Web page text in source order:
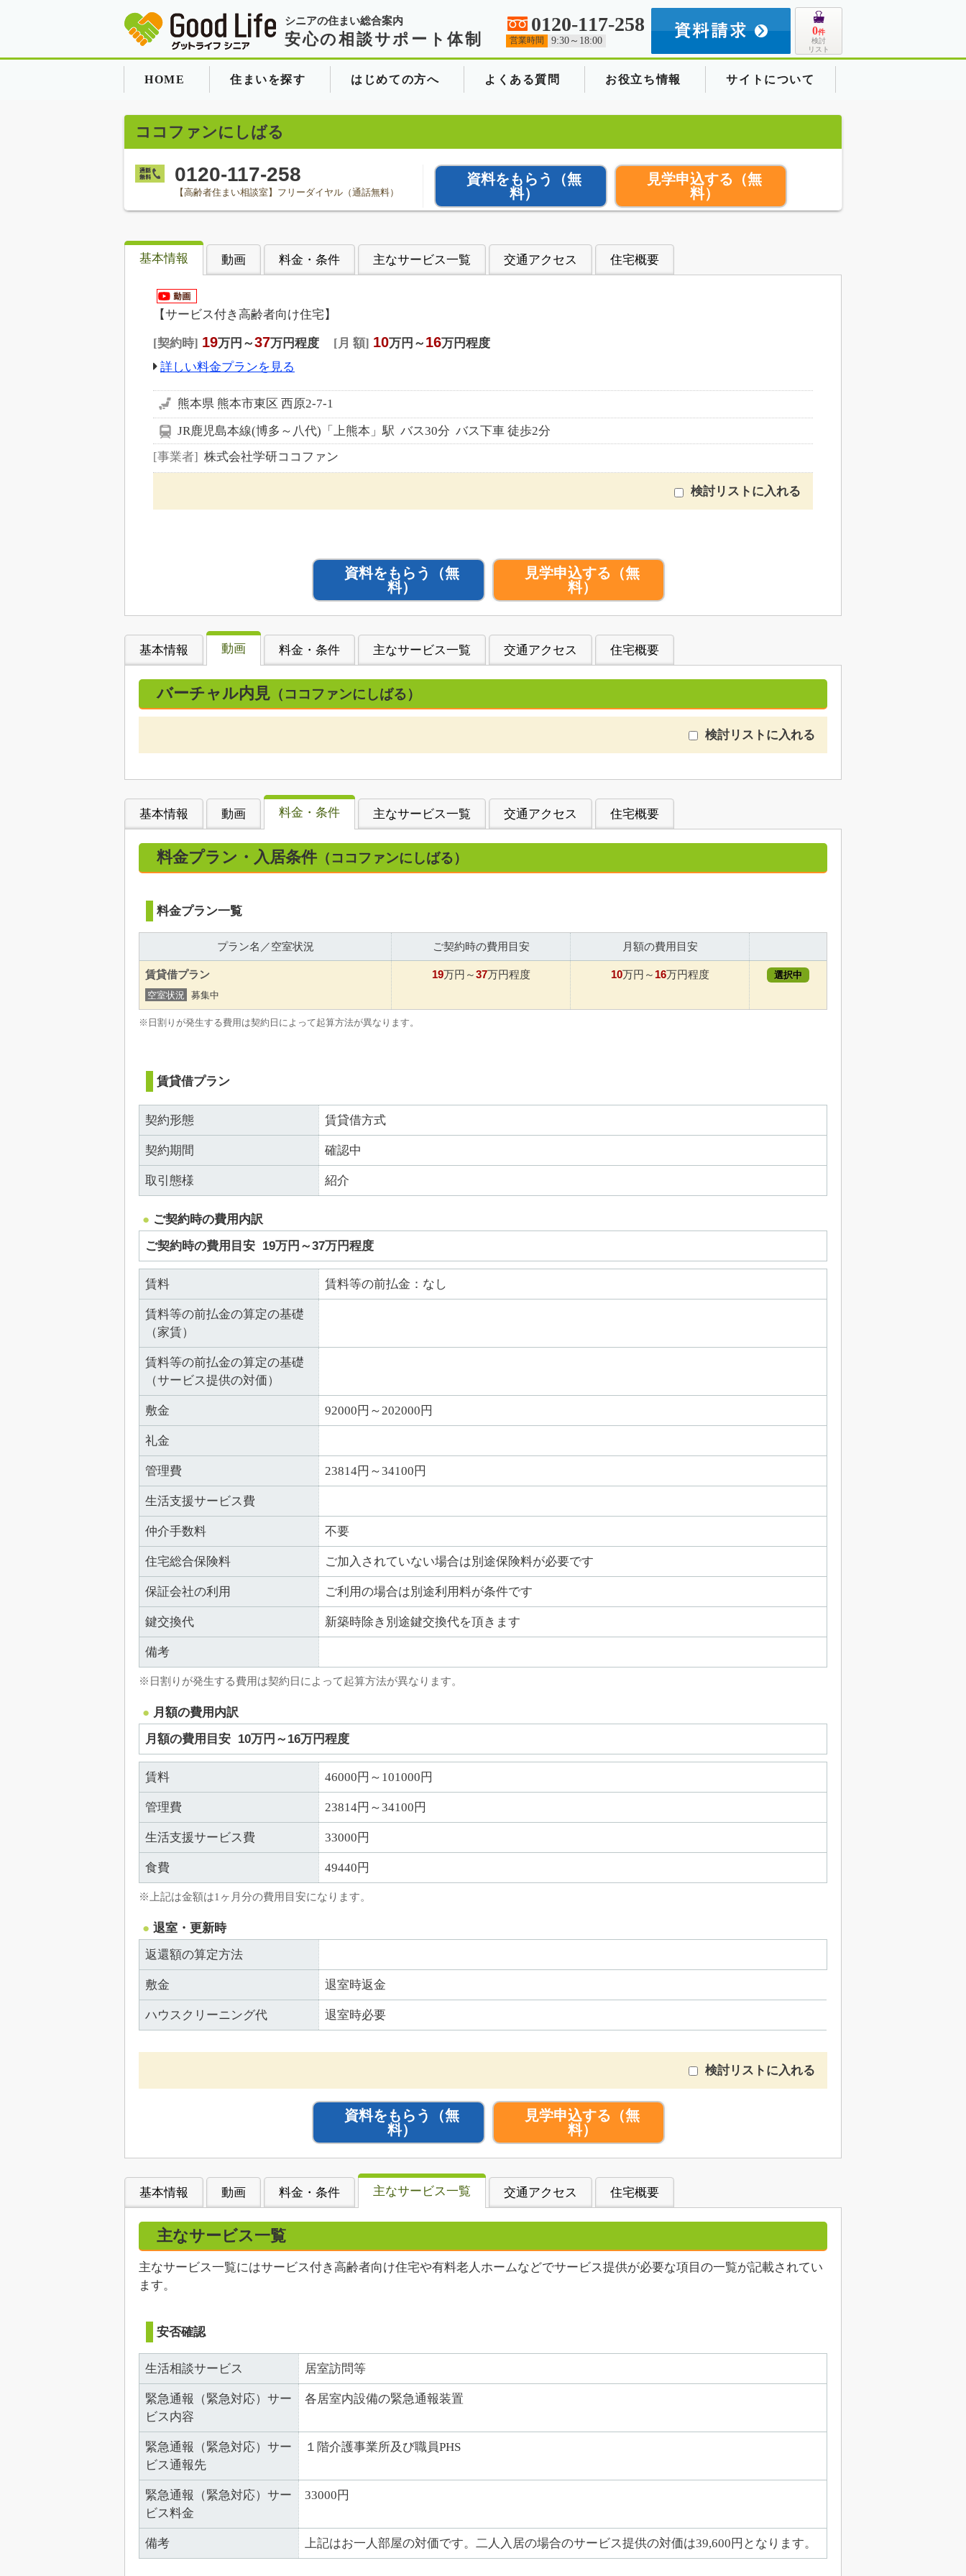
シニアの住まい総合案内
安心の相談サポート体制
0120-117-258
営業時間 9:30～18:00
0件
検討
リスト
HOME 住まいを探す はじめての方へ よくある質問 お役立ち情報 サイトについて
ココファンにしばる
0120-117-258
【高齢者住まい相談室】フリーダイヤル（通話無料）
資料をもらう
（無
料）
見学申込する （無
料）
基本情報 動画 料金・条件 主なサービス一覧 交通アクセス 住宅概要
【サービス付き高齢者向け住宅】
契約時 19万円～37万円程度 月 額 10万円～ 16万円程度
詳しい料金プランを見る
熊本県 熊本市東区 西原2-7-1
JR鹿児島本線(博多～八代)「上熊本」駅 バス30分 バス下車 徒歩2分
事業者
株式会社学研ココファン
検討リストに入れる
資料をもらう
（無
料）
見学申込する （無
料）
基本情報 動画 料金・条件 主なサービス一覧 交通アクセス 住宅概要
バーチャル内見 （ココファンにしばる）
検討リストに入れる
基本情報 動画 料金・条件 主なサービス一覧 交通アクセス 住宅概要
料金プラン・入居条件 （ココファンにしばる）
料金プラン一覧
プラン名／空室状況 ご契約時の費用目安 月額の費用目安
賃貸借プラン
空室状況 募集中
19万円～37万円程度 10万円～ 16万円程度 選択中
※日割りが発生する費用は契約日によって起算方法が異なります。
賃貸借プラン
契約形態 賃貸借方式
契約期間 確認中
取引態様 紹介
ご契約時の費用内訳
ご契約時の費用目安 19万円～37万円程度
賃料 賃料等の前払金：なし
賃料等の前払金の算定の基礎
（家賃）
賃料等の前払金の算定の基礎
（サービス提供の対価）
敷金 92000円～202000円
礼金
管理費 23814円～34100円
生活支援サービス費
仲介手数料 不要
住宅総合保険料 ご加入されていない場合は別途保険料が必要です
保証会社の利用 ご利用の場合は別途利用料が条件です
鍵交換代 新築時除き別途鍵交換代を頂きます
備考
※日割りが発生する費用は契約日によって起算方法が異なります。
月額の費用内訳
月額の費用目安 10万円～16万円程度
賃料 46000円～101000円
管理費 23814円～34100円
生活支援サービス費 33000円
食費 49440円
※上記は金額は1ヶ月分の費用目安になります。
退室・更新時
返還額の算定方法
敷金 退室時返金
ハウスクリーニング代 退室時必要
検討リストに入れる
資料をもらう
（無
料）
見学申込する （無
料）
基本情報 動画 料金・条件 主なサービス一覧 交通アクセス 住宅概要
主なサービス一覧
主なサービス一覧にはサービス付き高齢者向け住宅や有料老人ホームなどでサービス提供が必要な項目の一覧が記載されてい
ます。
安否確認
生活相談サービス 居室訪問等
緊急通報（緊急対応）サー
ビス内容
各居室内設備の緊急通報装置
緊急通報（緊急対応）サー
ビス通報先
１階介護事業所及び職員PHS
緊急通報（緊急対応）サー
ビス料金
33000円
備考 上記はお一人部屋の対価です。二人入居の場合のサービス提供の対価は39,600円となります。